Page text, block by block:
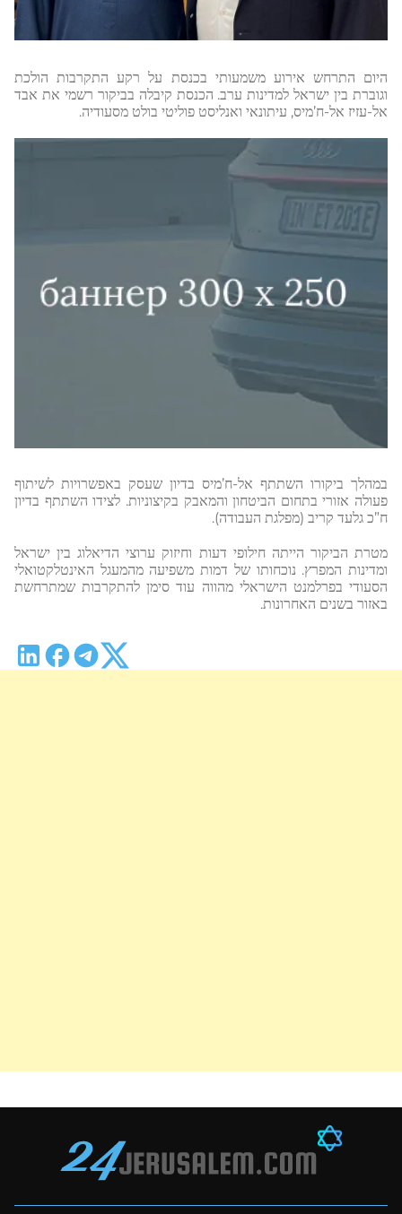
היום התרחש אירוע משמעותי בכנסת על רקע התקרבות הולכת
וגוברת בין ישראל למדינות ערב. הכנסת קיבלה בביקור רשמי את אבד
אל-עזיז אל-ח’מיס, עיתונאי ואנליסט פוליטי בולט מסעודיה.
במהלך ביקורו השתתף אל-ח’מיס בדיון שעסק באפשרויות לשיתוף
פעולה אזורי בתחום הביטחון והמאבק בקיצוניות. לצידו השתתף בדיון
ח”כ גלעד קריב (מפלגת העבודה).
מטרת הביקור הייתה חילופי דעות וחיזוק ערוצי הדיאלוג בין ישראל
ומדינות המפרץ. נוכחותו של דמות משפיעה מהמעגל האינטלקטואלי
הסעודי בפרלמנט הישראלי מהווה עוד סימן להתקרבות שמתרחשת
באזור בשנים האחרונות.